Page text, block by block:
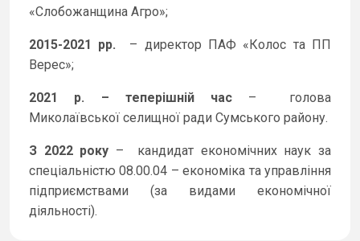
«Слобожанщина Агро»;
2015-2021 рр.
– директор ПАФ «Колос та ПП
Верес»;
2021 р. – теперішній час – голова
Миколаївської селищної ради Сумського району.
З 2022 року – кандидат економічних наук за
спеціальністю 08.00.04 – економіка та управління
підприємствами (за видами економічної
діяльності).